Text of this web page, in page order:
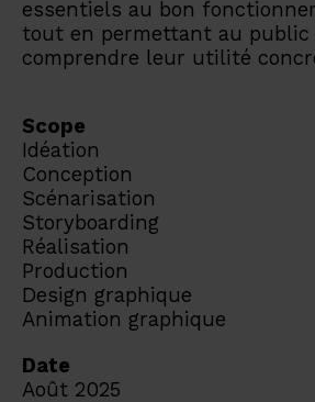
essentiels au bon
tout en permettant au public
comprendre leur utilité
Scope
Idéation
Conception
Scénarisation
Storyboarding
Réalisation
Production
Design graphique
Animation graphique
Date
Août 2025